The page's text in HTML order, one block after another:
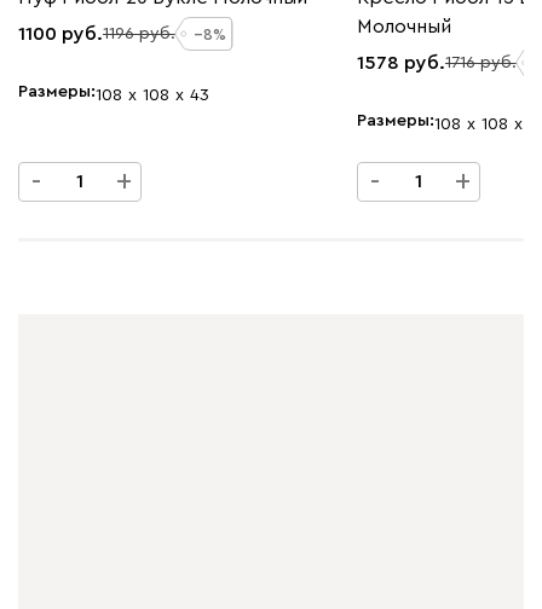
1100
1196 8
Размеры 108 108 43
- +
Молочный
1578
1716
Размеры 108 108
- +